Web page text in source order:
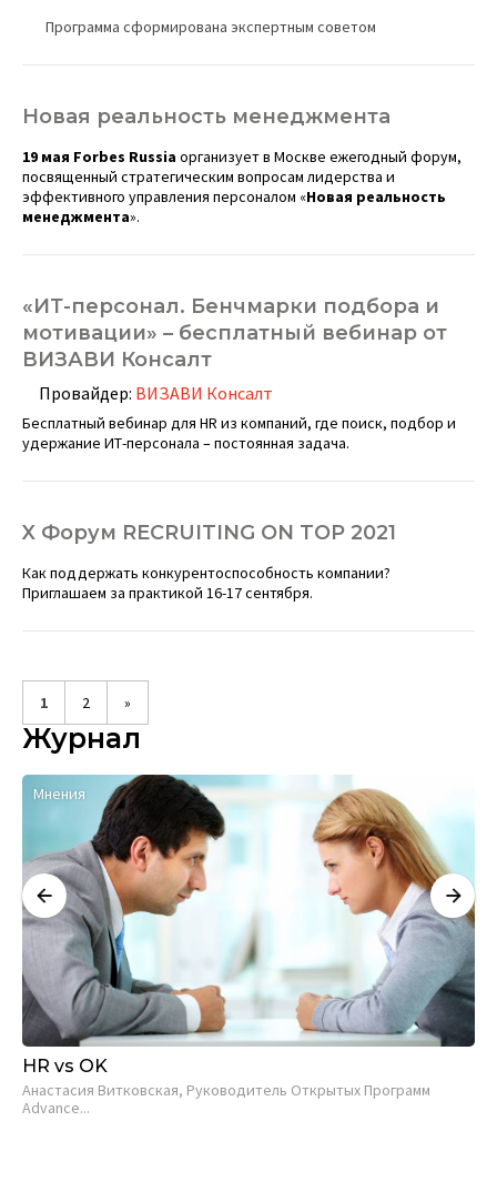
Программа сформирована экспертным советом
Новая реальность менеджмента
19 мая Forbes Russia организует в Москве ежегодный форум,
посвященный стратегическим вопросам лидерства и
эффективного управления персоналом «Новая реальность
менеджмента».
«ИТ-персонал. Бенчмарки подбора и
мотивации» – бесплатный вебинар от
ВИЗАВИ Консалт
Провайдер: ВИЗАВИ Консалт
Бесплатный вебинар для HR из компаний, где поиск, подбор и
удержание ИТ-персонала – постоянная задача.
X Форум RECRUITING ON TOP 2021
Как поддержать конкурентоспособность компании?
Приглашаем за практикой 16-17 сентября.
1 2 »
Журнал
Мнения
HR vs OK
Анастасия Витковская, Руководитель Открытых Программ
Advance...